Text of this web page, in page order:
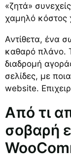
«ζητά»
χαμηλό κόστος
Αντίθετα, ένα
καθαρό πλάνο.
διαδρομή
σελίδες, με
website.
Από τι
σοβαρή